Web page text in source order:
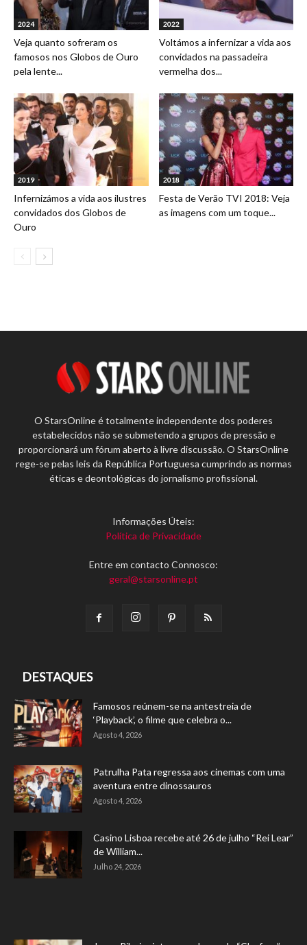
2024
Veja quanto sofreram os
famosos nos Globos de Ouro
pela lente...
2022
Voltámos a infernizar a vida aos
convidados na passadeira
vermelha dos...
2019
Infernizámos a vida aos ilustres
convidados dos Globos de
Ouro
2018
Festa de Verão TVI 2018: Veja
as imagens com um toque...
O StarsOnline é totalmente independente dos poderes
estabelecidos não se submetendo a grupos de pressão e
proporcionará um fórum aberto à livre discussão. O StarsOnline
rege-se pelas leis da República Portuguesa cumprindo as normas
éticas e deontológicas do jornalismo profissional.
Informações Úteis:
Política de Privacidade
Entre em contacto Connosco:
geral@starsonline.pt
DESTAQUES
Famosos reúnem-se na antestreia de
‘Playback’, o filme que celebra o...
Agosto 4, 2026
Patrulha Pata regressa aos cinemas com uma
aventura entre dinossauros
Agosto 4, 2026
Casino Lisboa recebe até 26 de julho “Rei Lear”
de William...
Julho 24, 2026